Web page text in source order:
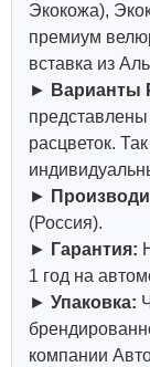
Экокожа),
премиум
вставка из
► Варианты
расцветок.
►
(Россия).
► Гарантия:
1 год на
► Упаковка:
компании